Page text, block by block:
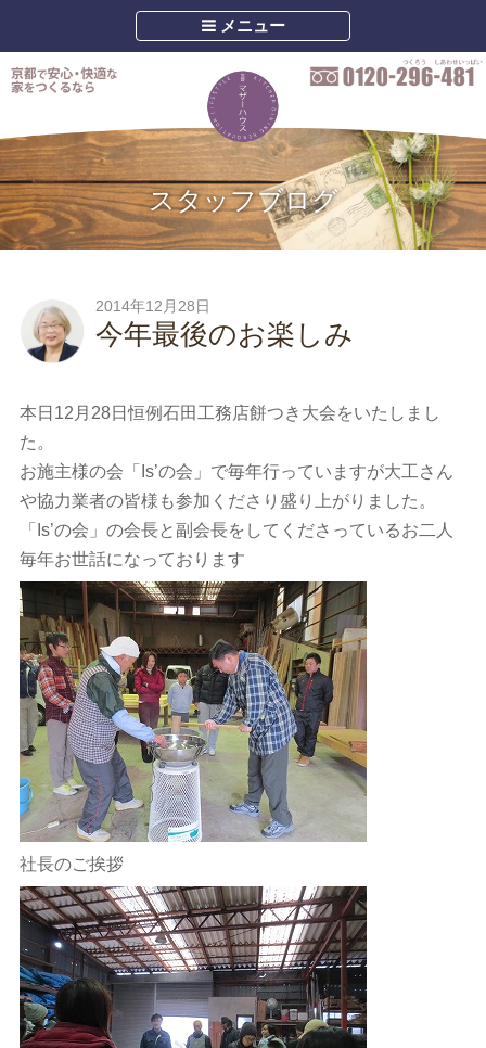
メニュー
スタッフブログ
2014年12月28日
今年最後のお楽しみ
本日12月28日恒例石田工務店餅つき大会をいたしまし
た。
お施主様の会「Is’の会」で毎年行っていますが大工さん
や協力業者の皆様も参加くださり盛り上がりました。
「Is’の会」の会長と副会長をしてくださっているお二人
毎年お世話になっております
社長のご挨拶